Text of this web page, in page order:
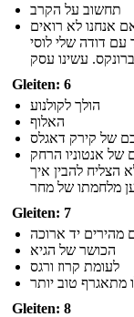
תחשוב על הקרב
אנחנו לא רואים
דודה שלי לוסי
Gleiten: 6
הולך לקולנוע
האלוף
של קירק דאגלס
של אנטוניו הרחק
הצליח להבין איך
Gleiten: 7
מהירים יד ארוכה
הכושר של הגיא
לעומת קרוז ורגס
Gleiten: 8